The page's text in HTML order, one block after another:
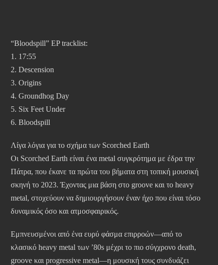
“Bloodspill” EP tracklist:
1. 17:55
2. Descension
3. Origins
4. Groundhog Day
5. Six Feet Under
6. Bloodspill
Λίγα λόγια για το σχήμα των Scorched Earth
Οι Scorched Earth είναι ένα metal συγκρότημα με έδρα την
Πάτρα, που έκανε τα πρώτα του βήματα στη τοπική μουσική
σκηνή το 2023. Έχοντας μια βάση στο groove και το heavy
metal, στοχεύουν να δημιουργήσουν έναν ήχο που είναι τόσο
δυναμικός όσο και ατμοσφαιρικός.
Εμπνευσμένοι από ένα ευρύ φάσμα επιρροών—από το
κλασικό heavy metal των ’80s μέχρι το πιο σύγχρονο death,
groove και progressive metal—η μουσική τους συνδυάζει